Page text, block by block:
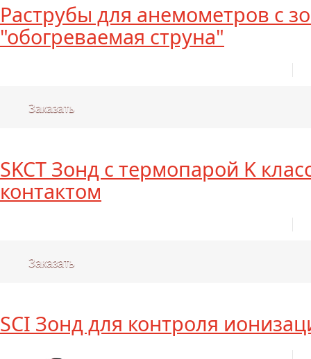
Раструбы для анемометров с
"обогреваемая струна"
Заказать
SKCT Зонд с термопарой K
контактом
Заказать
SCI Зонд для контроля